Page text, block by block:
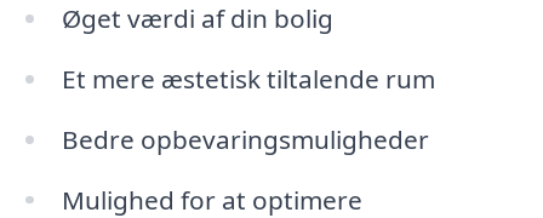
Øget værdi af din bolig
Et mere æstetisk tiltalende rum
Bedre opbevaringsmuligheder
Mulighed for at optimere